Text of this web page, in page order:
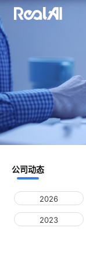
公司动态
2026
2023